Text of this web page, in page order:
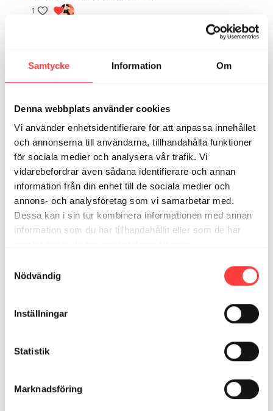
Samtycke Information Om
Denna webbplats använder cookies
Vi använder enhetsidentifierare för att anpassa innehållet
och annonserna till användarna, tillhandahålla funktioner
för sociala medier och analysera vår trafik. Vi
vidarebefordrar även sådana identifierare och annan
information från din enhet till de sociala medier och
annons- och analysföretag som vi samarbetar med.
Dessa kan i sin tur kombinera informationen med annan
information som du har tillhandahållit eller som de har
Nödvändig
Inställningar
Statistik
Marknadsföring
1
Anna L. oktober 12, 2025
Relaterade videor
VIBE CHECK. September 2025